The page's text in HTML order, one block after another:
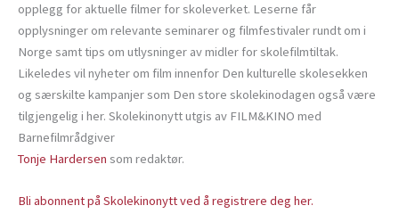
opplegg for aktuelle filmer for skoleverket. Leserne får
opplysninger om relevante seminarer og filmfestivaler rundt om i
Norge samt tips om utlysninger av midler for skolefilmtiltak.
Likeledes vil nyheter om film innenfor Den kulturelle skolesekken
og særskilte kampanjer som Den store skolekinodagen også være
tilgjengelig i her. Skolekinonytt utgis av FILM&KINO med
Barnefilmrådgiver
Tonje Hardersen som redaktør.
Bli abonnent på Skolekinonytt ved å registrere deg her.